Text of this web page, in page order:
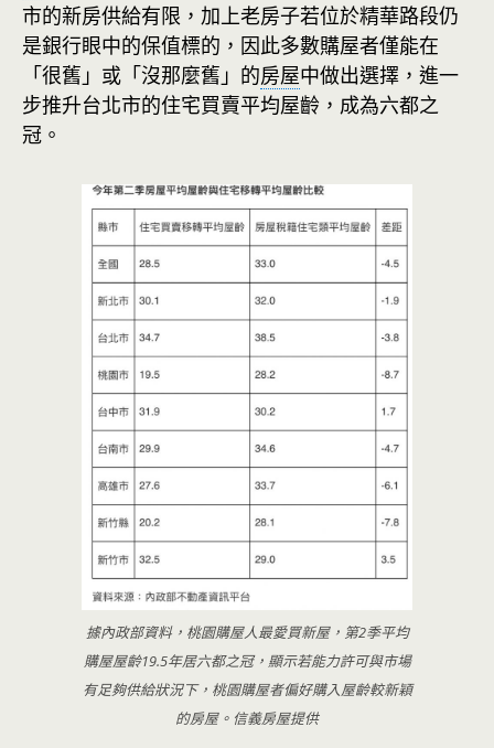
市的新房供給有限，加上老房子若位於精華路段仍
是銀行眼中的保值標的，因此多數購屋者僅能在
「很舊」或「沒那麼舊」的房屋中做出選擇，進一
步推升台北市的住宅買賣平均屋齡，成為六都之
冠。
據內政部資料，桃園購屋人最愛買新屋，第2季平均
購屋屋齡19.5年居六都之冠，顯示若能力許可與市場
有足夠供給狀況下，桃園購屋者偏好購入屋齡較新穎
的房屋。信義房屋提供